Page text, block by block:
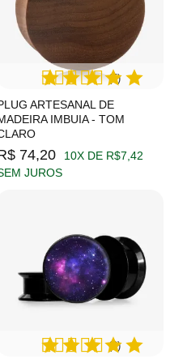
ARTESANAL DE
IMBUIA - TOM
(5)
74,20
10X DE R$7,42
JUROS
(2)